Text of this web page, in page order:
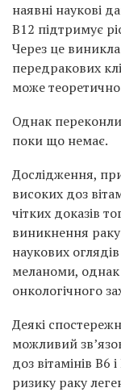
наявні наукові
B12 підтримує
Через це виникла
передракових
може
Однак
поки що немає.
Дослідження,
високих доз
чітких доказів
виникнення раку
наукових
меланоми, однак
онкологічного
Деякі
можливий
доз вітамінів
ризику раку